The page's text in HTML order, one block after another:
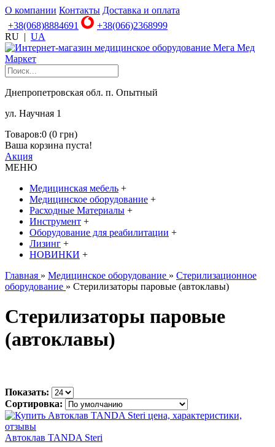
О компании Контакты Доставка и оплата
+38(068)8884691
+38(066)2368999
RU | UA
Днепропетровская обл. п. Опытный
ул. Научная 1
Товаров:0 (0 грн)
Ваша корзина пуста!
Акция
МЕНЮ
Медицинская мебель +
Медицинское оборудование +
Расходные Материалы +
Инструмент +
Оборудование для реабилитации +
Лизинг +
НОВИНКИ +
Главная » Медицинское оборудование » Стерилизационное
оборудование » Стерилизаторы паровые (автоклавы)
Стерилизаторы паровые
(автоклавы)
Показать:
Сортировка:
Автоклав TANDA Steri